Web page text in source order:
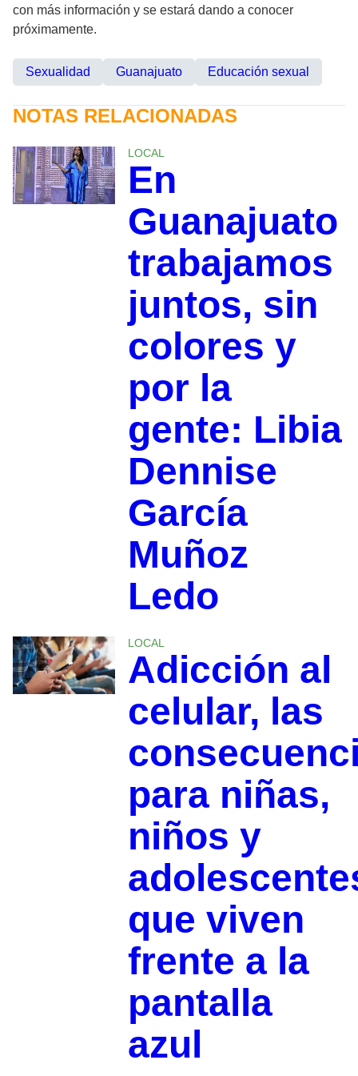
con más información y se estará dando a conocer
próximamente.
Sexualidad Guanajuato Educación sexual
NOTAS RELACIONADAS
LOCAL
En
Guanajuato
trabajamos
juntos, sin
colores y
por la
gente: Libia
Dennise
García
Muñoz
Ledo
LOCAL
Adicción al
celular, las
para niñas,
niños y
que viven
frente a la
pantalla
azul